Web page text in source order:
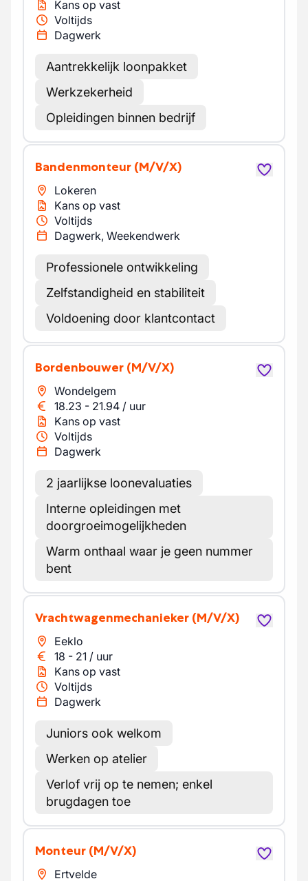
Kans op vast
Voltijds
Dagwerk
Aantrekkelijk loonpakket
Werkzekerheid
Opleidingen binnen bedrijf
Bandenmonteur (M/V/X)
Lokeren
Kans op vast
Voltijds
Dagwerk, Weekendwerk
Professionele ontwikkeling
Zelfstandigheid en stabiliteit
Voldoening door klantcontact
Bordenbouwer (M/V/X)
Wondelgem
18.23 - 21.94 / uur
Kans op vast
Voltijds
Dagwerk
2 jaarlijkse loonevaluaties
Interne opleidingen met
doorgroeimogelijkheden
Warm onthaal waar je geen nummer
bent
Vrachtwagenmechanieker (M/V/X)
Eeklo
18 - 21 / uur
Kans op vast
Voltijds
Dagwerk
Juniors ook welkom
Werken op atelier
Verlof vrij op te nemen; enkel
brugdagen toe
Monteur (M/V/X)
Ertvelde